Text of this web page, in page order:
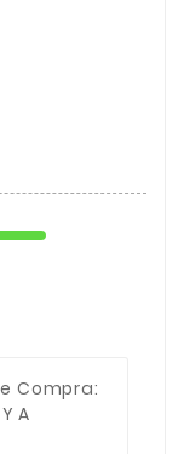
Compra:
A